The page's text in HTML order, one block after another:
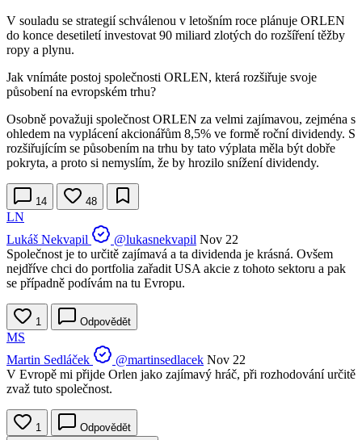
V souladu se strategií schválenou v letošním roce plánuje ORLEN
do konce desetiletí investovat 90 miliard zlotých do rozšíření těžby
ropy a plynu.
Jak vnímáte postoj společnosti ORLEN, která rozšiřuje svoje
působení na evropském trhu?
Osobně považuji společnost ORLEN za velmi zajímavou, zejména s
ohledem na vyplácení akcionářům 8,5% ve formě roční dividendy. S
rozšiřujícím se působením na trhu by tato výplata měla být dobře
pokryta, a proto si nemyslím, že by hrozilo snížení dividendy.
14 48
LN
Lukáš Nekvapil
@lukasnekvapil Nov 22
Společnost je to určitě zajímavá a ta dividenda je krásná. Ovšem
nejdříve chci do portfolia zařadit USA akcie z tohoto sektoru a pak
se případně podívám na tu Evropu.
1 Odpovědět
MS
Martin Sedláček
@martinsedlacek Nov 22
V Evropě mi přijde Orlen jako zajímavý hráč, při rozhodování určitě
zvaž tuto společnost.
1 Odpovědět